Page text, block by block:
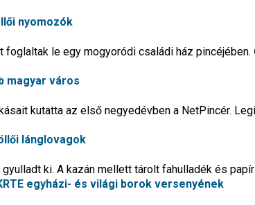
nyomozók
le egy mogyoródi családi ház pincéjében.
magyar város
kutatta az első negyedévben a NetPincér.
lánglovagok
ki. A kazán mellett tárolt fahulladék és
egyházi- és világi borok versenyének